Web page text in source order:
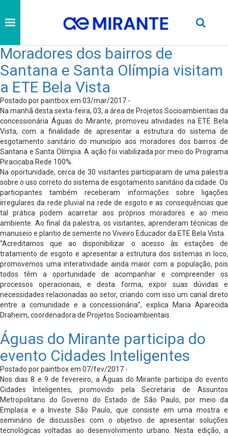
Moradores dos bairros de
Santana e Santa Olímpia visitam
a ETE Bela Vista
Postado por paintbox em 03/mar/2017 -
Na manhã desta sexta-feira, 03, a área de Projetos Socioambientais da
concessionária Águas do Mirante, promoveu atividades na ETE Bela
Vista, com a finalidade de apresentar a estrutura do sistema de
esgotamento sanitário do município aos moradores dos bairros de
Santana e Santa Olímpia. A ação foi viabilizada por meio do Programa
Piracicaba Rede 100%.
Na oportunidade, cerca de 30 visitantes participaram de uma palestra
sobre o uso correto do sistema de esgotamento sanitário da cidade. Os
participantes também receberam informações sobre ligações
irregulares da rede pluvial na rede de esgoto e as consequências que
tal prática podem acarretar aos próprios moradores e ao meio
ambiente. Ao final da palestra, os visitantes, aprenderam técnicas de
manuseio e plantio de semente no Viveiro Educador da ETE Bela Vista.
“Acreditamos que ao disponibilizar o acesso às estações de
tratamento de esgoto e apresentar a estrutura dos sistemas in loco,
promovemos uma interatividade ainda maior com a população, pois
todos têm a oportunidade de acompanhar e compreender os
processos operacionais, e desta forma, expor suas dúvidas e
necessidades relacionadas ao setor, criando com isso um canal direto
entre a comunidade e a concessionária”, explica Maria Aparecida
Draheim, coordenadora de Projetos Socioambientais.
Águas do Mirante participa do
evento Cidades Inteligentes
Postado por paintbox em 07/fev/2017 -
Nos dias 8 e 9 de fevereiro, a Águas do Mirante participa do evento
Cidades Inteligentes, promovido pela Secretaria de Assuntos
Metropolitano do Governo do Estado de São Paulo, por meio da
Emplasa e a Investe São Paulo, que consiste em uma mostra e
seminário de discussões com o objetivo de apresentar soluções
tecnológicas voltadas ao desenvolvimento urbano. Nesta edição, a